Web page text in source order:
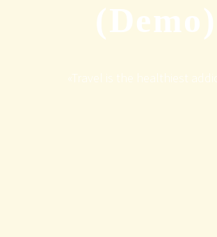
(Demo)
«Travel is the healthiest